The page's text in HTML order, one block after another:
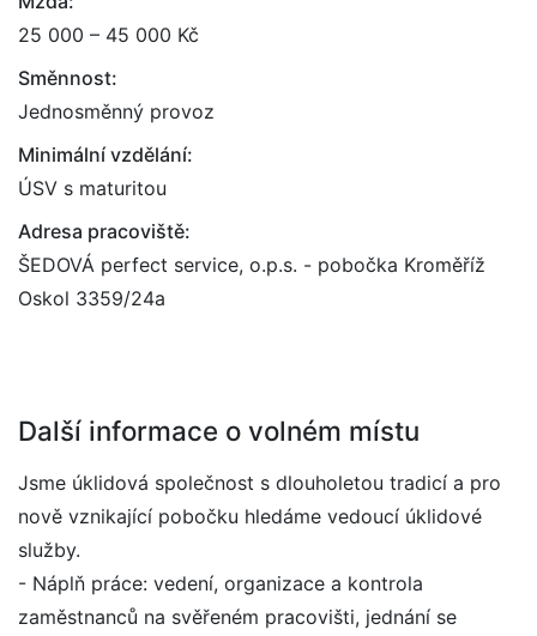
25 000 – 45 000 Kč
Směnnost:
Jednosměnný provoz
Minimální vzdělání:
ÚSV s maturitou
Adresa pracoviště:
ŠEDOVÁ perfect service, o.p.s. - pobočka Kroměříž
Oskol 3359/24a
Další informace o volném místu
Jsme úklidová společnost s dlouholetou tradicí a pro
nově vznikající pobočku hledáme vedoucí úklidové
služby.
- Náplň práce: vedení, organizace a kontrola
zaměstnanců na svěřeném pracovišti, jednání se